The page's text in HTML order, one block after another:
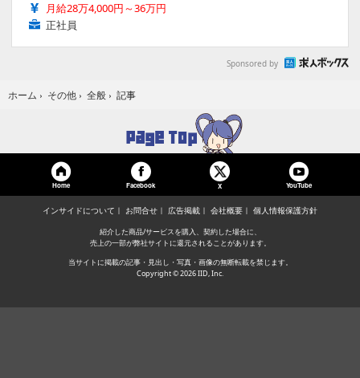
月給28万4,000円～36万円
正社員
Sponsored by
ホーム › その他 › 全般 › 記事
Home Facebook X YouTube
インサイドについて お問合せ 広告掲載 会社概要 個人情報保護方針
紹介した商品/サービスを購入、契約した場合に、
売上の一部が弊社サイトに還元されることがあります。
当サイトに掲載の記事・見出し・写真・画像の無断転載を禁じます。
Copyright © 2026 IID, Inc.